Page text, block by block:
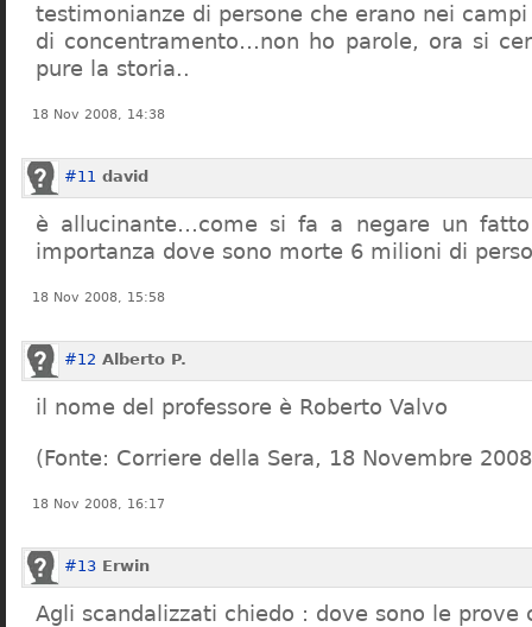
testimonianze di persone che erano nei campi
di concentramento…non ho parole, ora si
pure la storia..
18 Nov 2008, 14:38
#11 david
è allucinante…come si fa a negare un
importanza dove sono morte 6 milioni di
18 Nov 2008, 15:58
#12 Alberto P.
il nome del professore è Roberto Valvo
(Fonte: Corriere della Sera, 18 Novembre
18 Nov 2008, 16:17
#13 Erwin
Agli scandalizzati chiedo : dove sono le prove